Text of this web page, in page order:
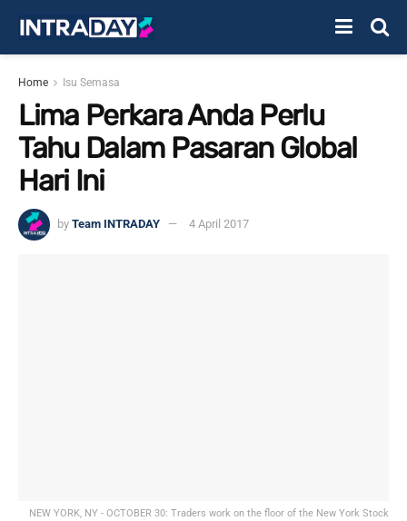
Home Isu Semasa
Lima Perkara Anda Perlu
Tahu Dalam Pasaran Global
Hari Ini
by Team INTRADAY 4 April 2017
NEW YORK, NY - OCTOBER 30: Traders work on the floor of the New York Stock